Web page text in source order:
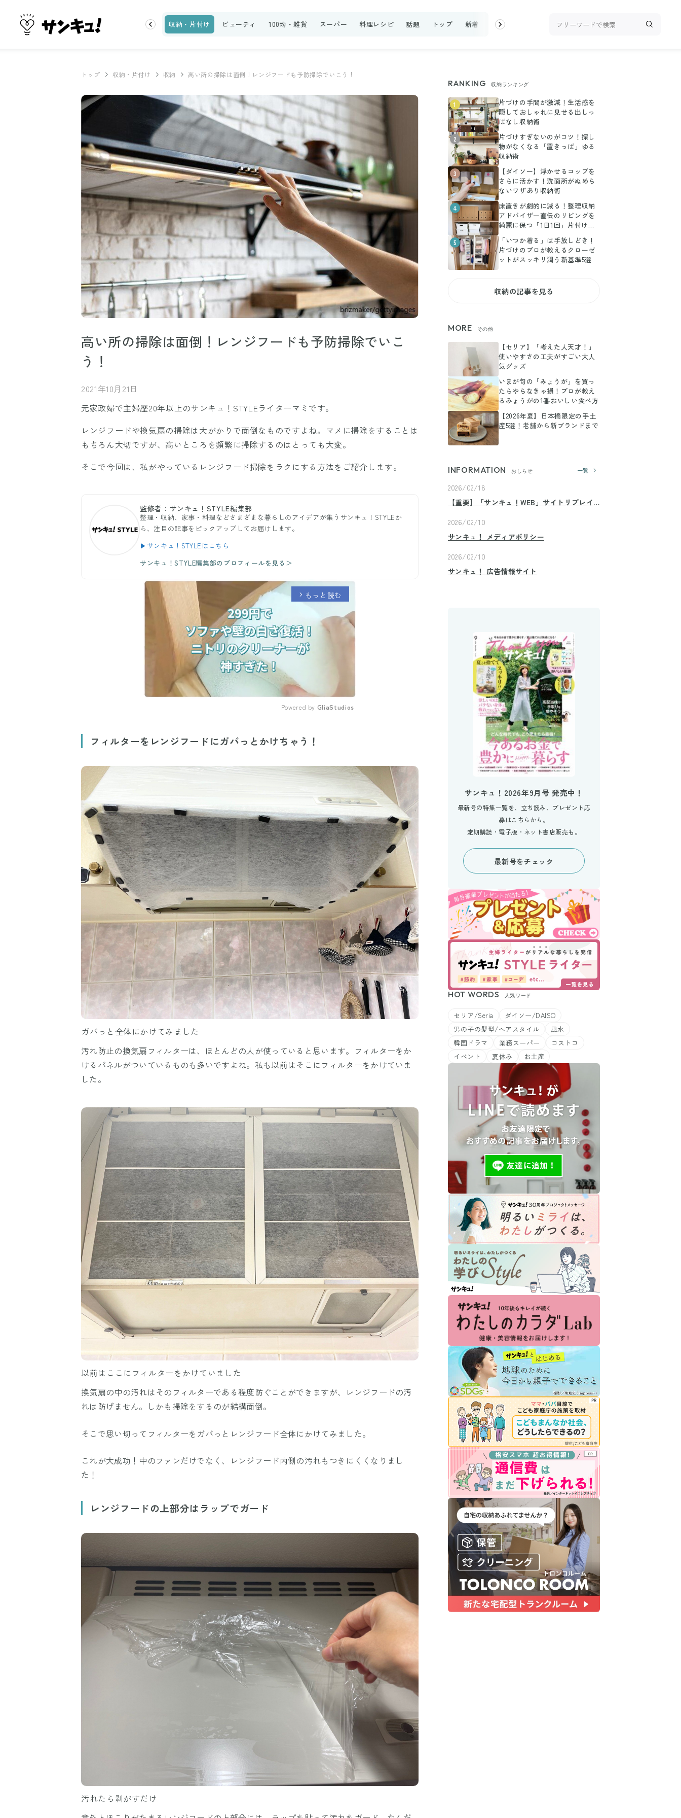
新着 ランキング 家事テク 収納・片付け ビューティ 100均・雑貨 スーパー 料理レシピ 話題 トップ 新着 ランキング 家事テク 収納・片付け
トップ 収納・片付け 収納 高い所の掃除は面倒！レンジフードも予防掃除でいこう！
高い所の掃除は面倒！レンジフードも予防掃除でいこ
う！
2021年10月21日
元家政婦で主婦歴20年以上のサンキュ！STYLEライターマミです。
レンジフードや換気扇の掃除は大がかりで面倒なものですよね。マメに掃除をすることは
もちろん大切ですが、高いところを頻繁に掃除するのはとっても大変。
そこで今回は、私がやっているレンジフード掃除をラクにする方法をご紹介します。
監修者：サンキュ！STYLE編集部
整理・収納、家事・料理などさまざまな暮らしのアイデアが集うサンキュ！STYLEか
ら、注目の記事をピックアップしてお届けします。
▶サンキュ！STYLEはこちら
サンキュ！STYLE編集部のプロフィールを見る＞
arrow_forward_ios もっと読む
Powered by GliaStudios
フィルターをレンジフードにガバっとかけちゃう！
ガバっと全体にかけてみました
汚れ防止の換気扇フィルターは、ほとんどの人が使っていると思います。フィルターをか
けるパネルがついているものも多いですよね。私も以前はそこにフィルターをかけていま
した。
以前はここにフィルターをかけていました
換気扇の中の汚れはそのフィルターである程度防ぐことができますが、レンジフードの汚
れは防げません。しかも掃除をするのが結構面倒。
そこで思い切ってフィルターをガバっとレンジフード全体にかけてみました。
これが大成功！中のファンだけでなく、レンジフード内側の汚れもつきにくくなりまし
た！
レンジフードの上部分はラップでガード
汚れたら剥がすだけ
RANKING 収納ランキング
1
片づけの手間が激減！生活感を
隠しておしゃれに見せる出しっ
ぱなし収納術
2
片づけすぎないのがコツ！探し
物がなくなる「置きっぱ」ゆる
収納術
3
【ダイソー】浮かせるコップを
さらに活かす！洗面所がぬめら
ないワザあり収納術
4
床置きが劇的に減る！整理収納
アドバイザー直伝のリビングを
綺麗に保つ「1日1回」片付け仕
5
「いつか着る」は手放しどき！
片づけのプロが教えるクローゼ
ットがスッキリ潤う新基準5選
収納の記事を見る
MORE その他
【セリア】「考えた人天才！」
使いやすさの工夫がすごい大人
気グッズ
いまが旬の「みょうが」を買っ
たらやらなきゃ損！プロが教え
るみょうがの1番おいしい食べ方
【2026年夏】日本橋限定の手土
産5選！老舗から新ブランドまで
INFORMATION おしらせ 一覧
2026/02/18
【重要】「サンキュ！WEB」サイトリプレイ
2026/02/10
サンキュ！ メディアポリシー
2026/02/10
サンキュ！ 広告情報サイト
サンキュ！2026年9月号 発売中！
最新号の特集一覧を、立ち読み、プレゼント応
募はこちらから。
定期購読・電子版・ネット書店販売も。
最新号をチェック
HOT WORDS 人気ワード
セリア/Seria
ダイソー/DAISO
男の子の髪型/ヘアスタイル
風水
韓国ドラマ
業務スーパー
コストコ
イベント
夏休み お土産